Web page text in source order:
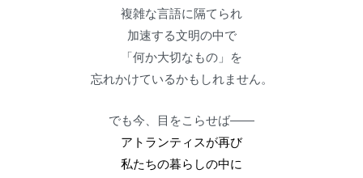
複雑な言語に隔てられ
加速する文明の中で
「何か大切なもの」を
忘れかけているかもしれません。
でも今、目をこらせば――
アトランティスが再び
私たちの暮らしの中に